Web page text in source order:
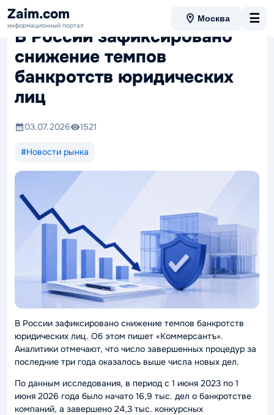
Zaim.com
информационный портал
Москва ☰
В России зафиксировано
снижение темпов
банкротств юридических
лиц
03.07.2026 1521
#Новости рынка
В России зафиксировано снижение темпов банкротств
юридических лиц. Об этом пишет «Коммерсантъ».
Аналитики отмечают, что число завершенных процедур за
последние три года оказалось выше числа новых дел.
По данным исследования, в период с 1 июня 2023 по 1
июня 2026 года было начато 16,9 тыс. дел о банкротстве
компаний, а завершено 24,3 тыс. конкурсных